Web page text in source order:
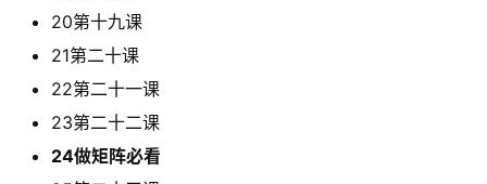
20第十九课
21第二十课
22第二十一课
23第二十二课
24做矩阵必看